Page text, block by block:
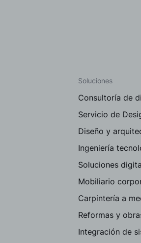
Soluciones
Consultoría de
Servicio de
Diseño y
Ingeniería
Soluciones
Mobiliario
Carpintería a
Reformas y
Integración de